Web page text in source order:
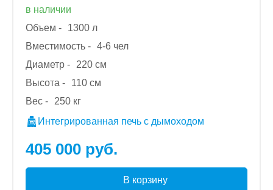
в наличии
Объем -
1300 л
Вместимость - 4-6 чел
Диаметр -
220 см
Высота -
110 см
Вес -
250 кг
Интегрированная печь с дымоходом
405 000 руб.
В корзину